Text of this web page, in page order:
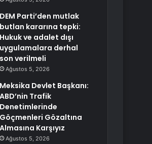
DEM Parti’den mutlak
butlan kararına tepki:
Hukuk ve adalet dışı
uygulamalara derhal
son verilmeli
Ağustos 5, 2026
Meksika Devlet Başkanı:
ABD’nin Trafik
Denetimlerinde
Göçmenleri Gözaltına
Almasına Karşıyız
Ağustos 5, 2026